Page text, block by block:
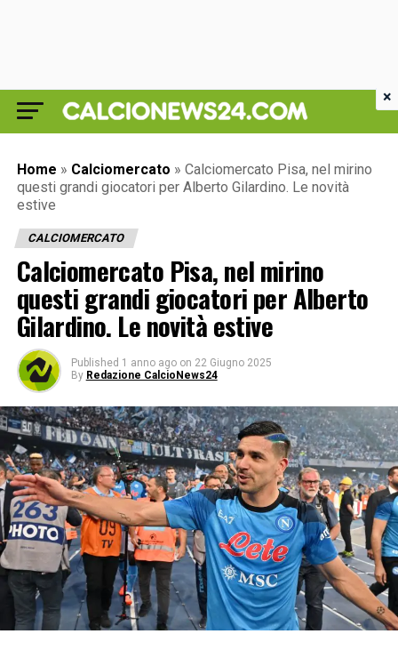
Home » Calciomercato » Calciomercato Pisa, nel mirino
questi grandi giocatori per Alberto Gilardino. Le novità
estive
CALCIOMERCATO
Calciomercato Pisa, nel mirino
questi grandi giocatori per Alberto
Gilardino. Le novità estive
Published 1 anno ago on 22 Giugno 2025
By Redazione CalcioNews24
×